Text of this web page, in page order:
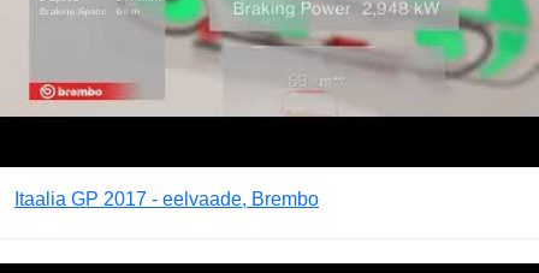
Itaalia GP 2017 - eelvaade, Brembo